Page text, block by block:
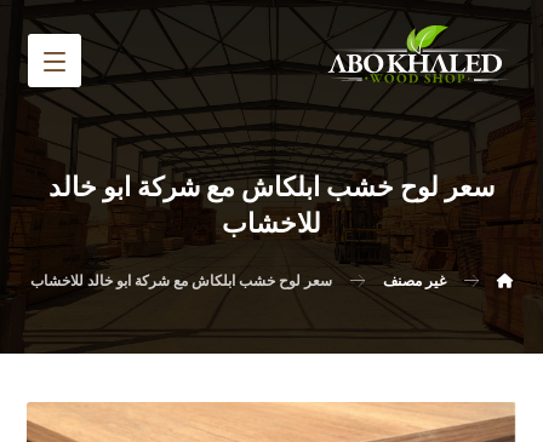
سعر لوح خشب ابلكاش مع شركة ابو خالد
للاخشاب
غير مصنف سعر لوح خشب ابلكاش مع شركة ابو خالد للاخشاب